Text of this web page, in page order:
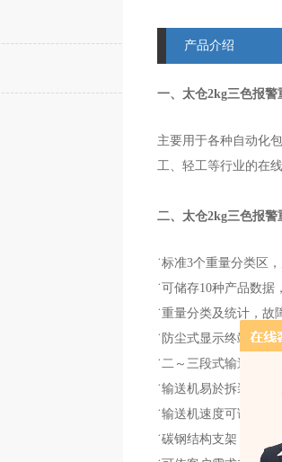
产品介绍
一、太仓2kg三色报警
主要用于各种自动化
工、轻工等行业的在
二、太仓2kg三色报警
˙标准3个重量分类区
˙可储存10种产品数据
˙重量分类及统计，故
˙防尘式显示终端，选
˙二～三段式输送机结
˙输送机易於拆装，检
˙输送机速度可调 ，满
˙碳钢结构支架，表面